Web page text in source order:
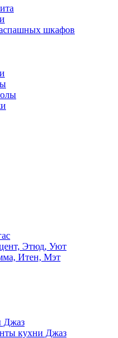
шкафов
Этюд, Уют
Итен, Мэт
Джаз
кухни Джаз